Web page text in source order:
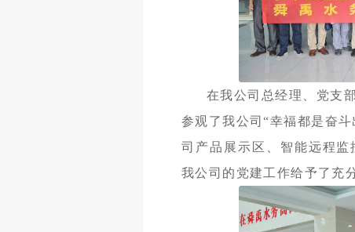
在我公司总经理、党支
参观了我公司“幸福都是奋
司产品展示区、智能远程
我公司的党建工作给予了充